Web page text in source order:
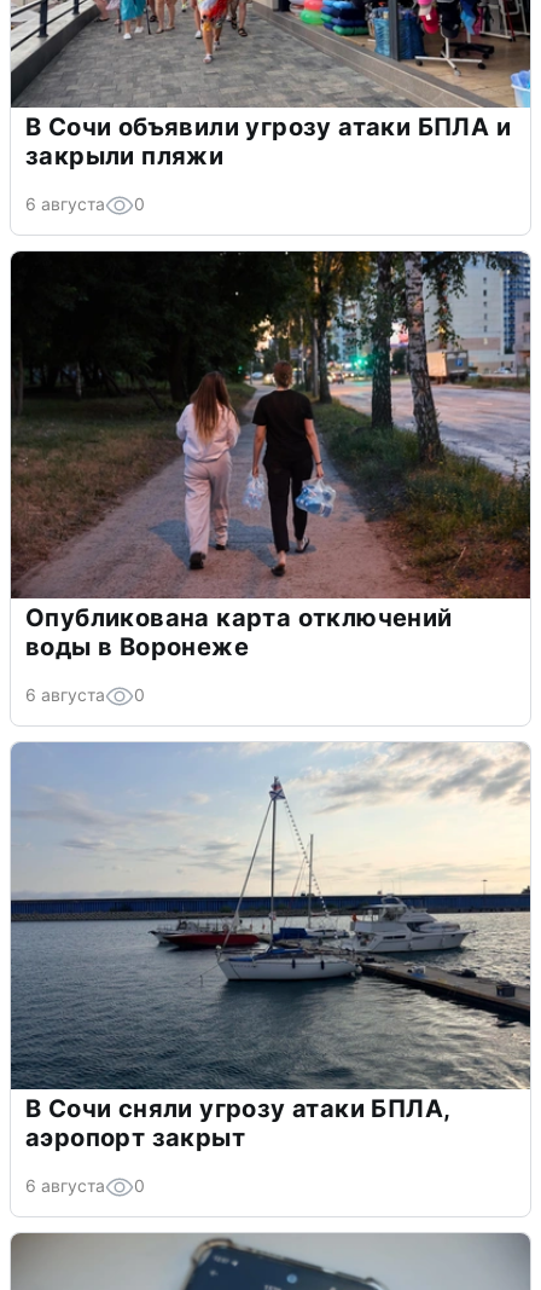
В Сочи объявили угрозу атаки БПЛА и
закрыли пляжи
6 августа 0
Опубликована карта отключений
воды в Воронеже
6 августа 0
В Сочи сняли угрозу атаки БПЛА,
аэропорт закрыт
6 августа 0